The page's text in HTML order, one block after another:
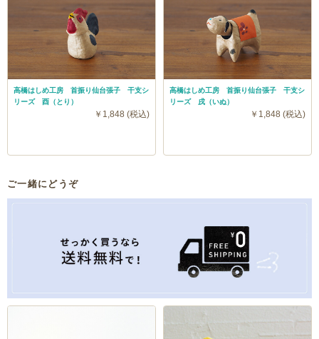
高橋はしめ工房 首振り仙台張子 干支シ
リーズ 酉（とり）
￥1,848 (税込)
高橋はしめ工房 首振り仙台張子 干支シ
リーズ 戌（いぬ）
￥1,848 (税込)
ご一緒にどうぞ